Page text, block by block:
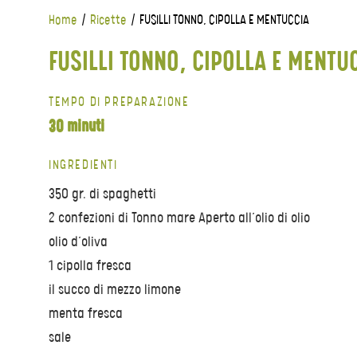
Home / Ricette / FUSILLI TONNO, CIPOLLA E MENTUCCIA
FUSILLI TONNO, CIPOLLA E
TEMPO DI PREPARAZIONE
30 minuti
INGREDIENTI
350 gr. di spaghetti
2 confezioni di Tonno mare Aperto all’olio di olio
olio d’oliva
1 cipolla fresca
il succo di mezzo limone
menta fresca
sale